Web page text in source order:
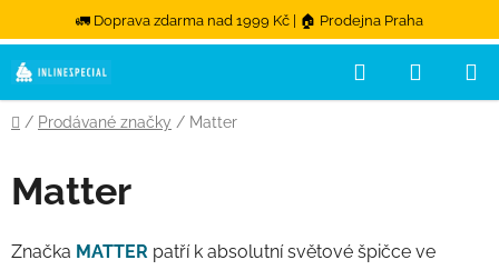
🚛 Doprava zdarma nad 1999 Kč | 🏠 Prodejna Praha
Přejít na obsah
Hledat
Domů
/ Prodávané značky / Matter
Matter
Značka MATTER patří k absolutní světové špičce ve